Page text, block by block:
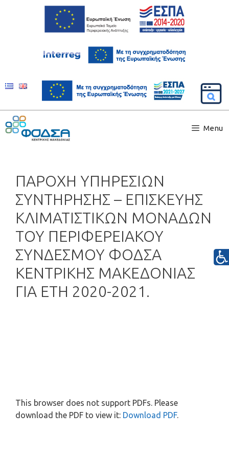
Menu
ΠΑΡΟΧΗ ΥΠΗΡΕΣΙΩΝ
ΣΥΝΤΗΡΗΣΗΣ – ΕΠΙΣΚΕΥΗΣ
ΚΛΙΜΑΤΙΣΤΙΚΩΝ ΜΟΝΑΔΩΝ
ΤΟΥ ΠΕΡΙΦΕΡΕΙΑΚΟΥ
ΣΥΝΔΕΣΜΟΥ ΦΟΔΣΑ
ΚΕΝΤΡΙΚΗΣ ΜΑΚΕΔΟΝΙΑΣ
ΓΙΑ ΕΤΗ 2020-2021.
This browser does not support PDFs. Please
download the PDF to view it: Download PDF.